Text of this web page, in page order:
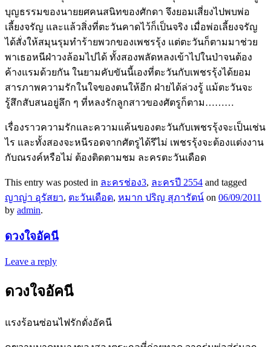
บุญธรรมของนายยศคนสนิทของศักดา จึงยอมเสี่ยงไปพบพ่อ
เลี้ยงจรัญ และแล้วสิ่งที่ตะวันคาดไว้ก็เป็นจริง เมื่อพ่อเลี้ยงจรัญ
ได้สั่งให้สมุนรุมทำร้ายพวกของเพชรรุ้ง แต่ตะวันก็ตามมาช่วย
พาเธอหนีฝ่าวงล้อมไปได้ ทั้งสองพลัดหลงเข้าไปในป่าจนต้อง
ค้างแรมด้วยกัน ในยามคับขันนี้เองที่ตะวันกับเพชรรุ้งได้ยอม
สารภาพความรักในใจของตนให้อีก ฝ่ายได้ล่วงรู้ แม้ตะวันจะ
รู้สึกสับสนอยู่ลึก ๆ ที่หลงรักลูกสาวของศัตรูก็ตาม………
เรื่องราวความรักและความแค้นของตะวันกับเพชรรุ้งจะเป็นเช่น
ไร และทั้งสองจะหนีรอดจากศัตรูได้รึไม่ เพชรรุ้งจะต้องแต่งงาน
กับณรงค์หรือไม่ ต้องติดตามชม ละครตะวันเดือด
This entry was posted in ละครช่อง3, ละครปี 2554 and tagged
ญาญ่า อุรัสยา, ตะวันเดือด, หมาก ปริญ สุภารัตน์ on 06/09/2011
by admin.
ดวงใจอัคนี
Leave a reply
ดวงใจอัคนี
แรงร้อนซ่อนไฟรักดั่งอัคนี